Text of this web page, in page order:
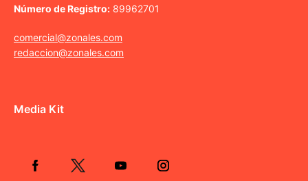
Número de Registro: 89962701
comercial@zonales.com
redaccion@zonales.com
Media Kit